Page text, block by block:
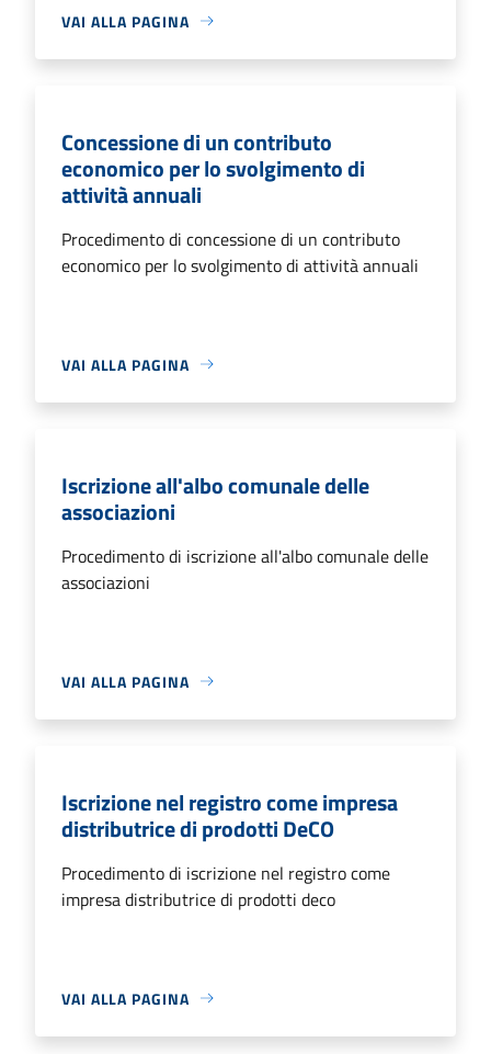
VAI ALLA PAGINA
Concessione di un contributo
economico per lo svolgimento di
attività annuali
Procedimento di concessione di un contributo
economico per lo svolgimento di attività annuali
VAI ALLA PAGINA
Iscrizione all'albo comunale delle
associazioni
Procedimento di iscrizione all'albo comunale delle
associazioni
VAI ALLA PAGINA
Iscrizione nel registro come impresa
distributrice di prodotti DeCO
Procedimento di iscrizione nel registro come
impresa distributrice di prodotti deco
VAI ALLA PAGINA